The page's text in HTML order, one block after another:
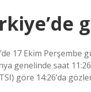
17 Ekim Perşembe
genelinde saat
göre 14:26’da